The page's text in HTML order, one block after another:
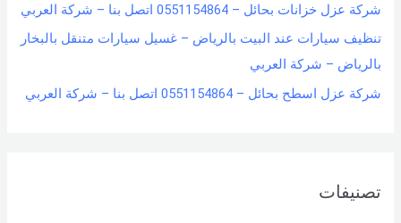
شركة عزل خزانات بحائل – 0551154864 اتصل بنا – شركة العربي
تنظيف سيارات عند البيت بالرياض – غسيل سيارات متنقل بالبخار
بالرياض – شركة العربي
شركة عزل اسطح بحائل – 0551154864 اتصل بنا – شركة العربي
تصنيفات